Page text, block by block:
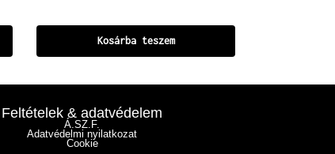
Kosárba teszem
Feltételek & adatvédelem
Á.SZ.F.
Adatvédelmi nyilatkozat
Cookie